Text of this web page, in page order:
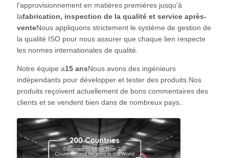
CONTRÔLE
QUALITÉ
CONTACT
NOUVELLES
l'approvisionnement en matières premières jusqu'à
lafabrication, inspection de la qualité et service après-
venteNous appliquons strictement le système de gestion de
la qualité ISO pour nous assurer que chaque lien respecte
les normes internationales de qualité.
Notre équipe a15 ansNous avons des ingénieurs
indépendants pour développer et tester des produits.Nos
produits reçoivent actuellement de bons commentaires des
clients et se vendent bien dans de nombreux pays..